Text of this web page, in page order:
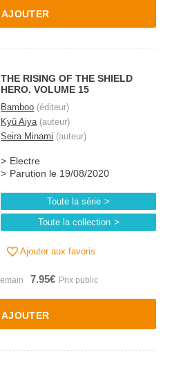
AJOUTER
THE RISING OF THE SHIELD
HERO. VOLUME 15
Bamboo (éditeur)
Kyû Aiya(auteur)
Seira Minami (auteur)
Electre
Parution le 19/08/2020
Toute la série
Toute la collection
Ajouter aux favoris
7.95€
AJOUTER